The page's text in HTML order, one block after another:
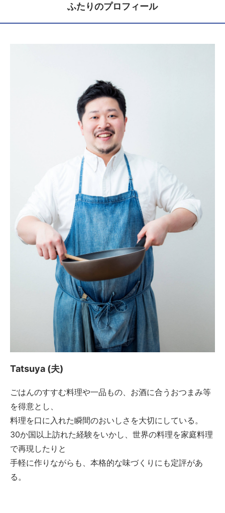
ふたりのプロフィール
Tatsuya (夫)
ごはんのすすむ料理や一品もの、お酒に合うおつまみ等
を得意とし、
料理を口に入れた瞬間のおいしさを大切にしている。
30か国以上訪れた経験をいかし、世界の料理を家庭料理
で再現したりと
手軽に作りながらも、本格的な味づくりにも定評があ
る。